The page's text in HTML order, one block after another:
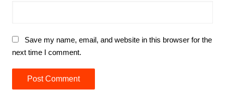
Save my name, email, and website in this browser for the
next time I comment.